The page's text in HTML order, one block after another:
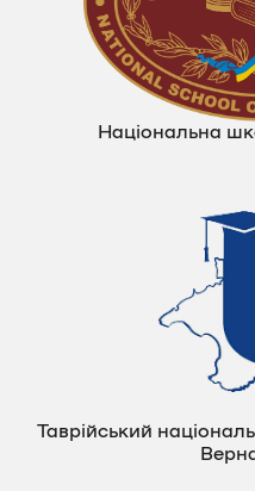
Національна
Таврійський